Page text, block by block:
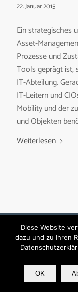
22. Januar 2015
Ein strategisches
Asset-
Prozesse und
Tools geprägt ist,
IT-Abteilung.
IT-Leitern und
Mobility und der
und Objekten
Weiterlesen
© Copyright -
Kontakt
Impressum
Diese Website
dazu und zu Ihren
OK